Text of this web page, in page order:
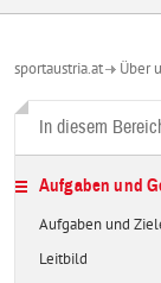
sportaustria.at Über
In diesem
Aufgaben und
Aufgaben und
Leitbild